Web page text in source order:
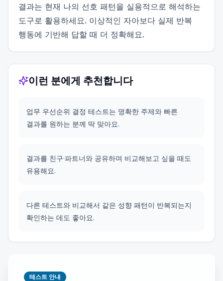
결과는 현재 나의 선호 패턴을 실용적으로 해석하는
도구로 활용하세요. 이상적인 자아보다 실제 반복
행동에 기반해 답할 때 더 정확해요.
이런 분에게 추천합니다
업무 우선순위 결정 테스트는 명확한 주제와 빠른
결과를 원하는 분께 딱 맞아요.
결과를 친구·파트너와 공유하며 비교해보고 싶을 때도
유용해요.
다른 테스트와 비교해서 같은 성향 패턴이 반복되는지
확인하는 데도 좋아요.
테스트 안내